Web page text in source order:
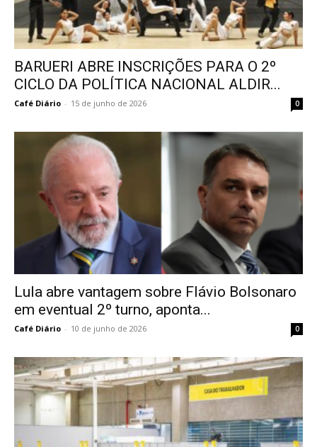
BARUERI ABRE INSCRIÇÕES PARA O 2º
CICLO DA POLÍTICA NACIONAL ALDIR...
Café Diário - 15 de junho de 2026 0
Lula abre vantagem sobre Flávio Bolsonaro
em eventual 2º turno, aponta...
Café Diário - 10 de junho de 2026 0